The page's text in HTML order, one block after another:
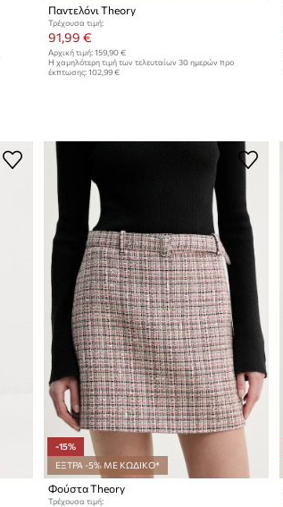
Παντελόνι Theory
Τρέχουσα τιμή:
91,99 €
Αρχική τιμή: 159,90 €
Η χαμηλότερη τιμή των τελευταίων 30 ημερών προ
έκπτωσης: 102,99 €
-15%
ΕΞΤΡΑ -5% ΜΕ ΚΩΔΙΚΟ*
Φούστα Theory
Τρέχουσα τιμή: